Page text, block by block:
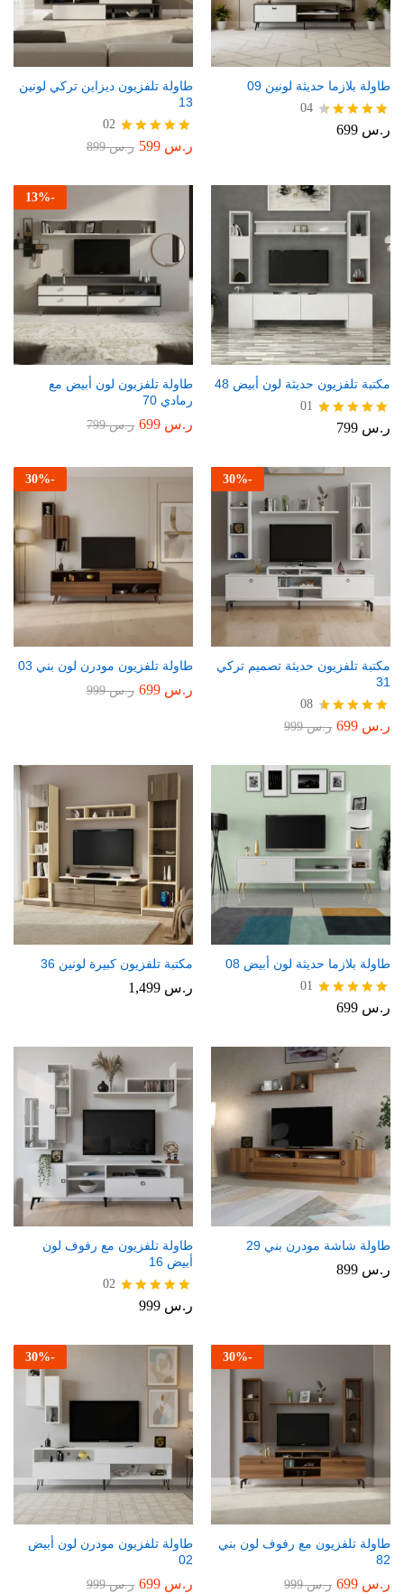
طاولة بلازما حديثة لونين 09
تم التقييم
04
ر.س
طاولة تلفزيون ديزاين تركي لونين
13
تم التقييم
02
ر.س ر.س899
مكتبة تلفزيون حديثة لون أبيض 48
تم التقييم
01
ر.س
-
13%
طاولة تلفزيون لون أبيض مع
رمادي 70
ر.س ر.س799
-
30%
مكتبة تلفزيون حديثة تصميم تركي
31
تم التقييم
08
ر.س ر.س999
-
30%
طاولة تلفزيون مودرن لون بني 03
ر.س ر.س999
طاولة بلازما حديثة لون أبيض 08
تم التقييم
01
ر.س
مكتبة تلفزيون كبيرة لونين 36
ر.س
طاولة شاشة مودرن بني 29
ر.س
طاولة تلفزيون مع رفوف لون
أبيض 16
تم التقييم
02
ر.س
-
30%
طاولة تلفزيون مع رفوف لون بني
82
ر.س ر.س999
-
30%
طاولة تلفزيون مودرن لون أبيض
02
ر.س ر.س999